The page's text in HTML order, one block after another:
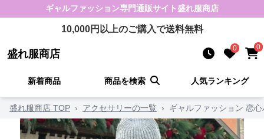
ギャルファッション専門通販サイト盛れ服商店
10,000円以上のご購入で送料無料
盛れ服商店 0 0
新着商品 商品を検索 人気ランキング
盛れ服商店 TOP › アクセサリーの一覧 › ギャルファッション 恋